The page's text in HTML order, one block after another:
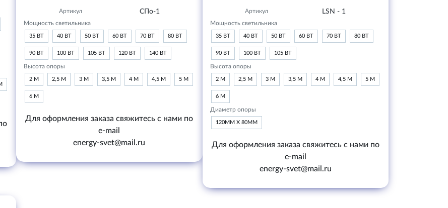
Артикул СПо-1
Мощность светильника
35 ВТ 40 ВТ 50 ВТ 60 ВТ 70 ВТ 80 ВТ
90 ВТ 100 ВТ 105 ВТ 120 ВТ 140 ВТ
Высота опоры
2 М 2,5 М 3 М 3,5 М 4 М 4,5 М 5 М
6 М
Для оформления заказа свяжитесь с нами по
e-mail
energy-svet@mail.ru
Артикул LSN - 1
Мощность светильника
35 ВТ 40 ВТ 50 ВТ 60 ВТ 70 ВТ 80 ВТ
90 ВТ 100 ВТ 105 ВТ
Высота опоры
2 М 2,5 М 3 М 3,5 М 4 М 4,5 М 5 М
6 М
Диаметр опоры
120ММ Х 80ММ
Для оформления заказа свяжитесь с нами по
e-mail
energy-svet@mail.ru